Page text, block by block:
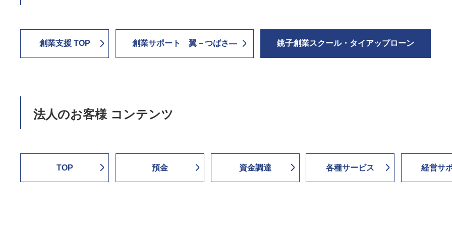
創業支援 TOP 創業サポート 翼－つばさ― 銚子創業スクール・タイアップローン
法人のお客様 コンテンツ
TOP 預金 資金調達 各種サービス 経営サ